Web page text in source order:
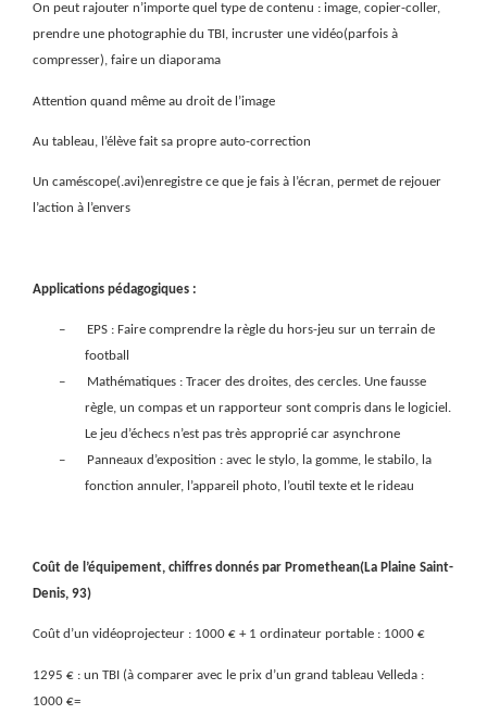
On peut rajouter n’importe quel type de contenu : image, copier-coller,
prendre une photographie du TBI, incruster une vidéo(parfois à
compresser), faire un diaporama
Attention quand même au droit de l’image
Au tableau, l’élève fait sa propre auto-correction
Un caméscope(.avi)enregistre ce que je fais à l’écran, permet de rejouer
l’action à l’envers
Applications pédagogiques :
–
EPS : Faire comprendre la règle du hors-jeu sur un terrain de
football
–
Mathématiques : Tracer des droites, des cercles. Une fausse
règle, un compas et un rapporteur sont compris dans le logiciel.
Le jeu d’échecs n’est pas très approprié car asynchrone
–
Panneaux d’exposition : avec le stylo, la gomme, le stabilo, la
fonction annuler, l’appareil photo, l’outil texte et le rideau
Coût de l’équipement, chiffres donnés par Promethean(La Plaine Saint-
Denis, 93)
Coût d’un vidéoprojecteur : 1000 € + 1 ordinateur portable : 1000 €
1295 € : un TBI (à comparer avec le prix d’un grand tableau Velleda :
1000 €=